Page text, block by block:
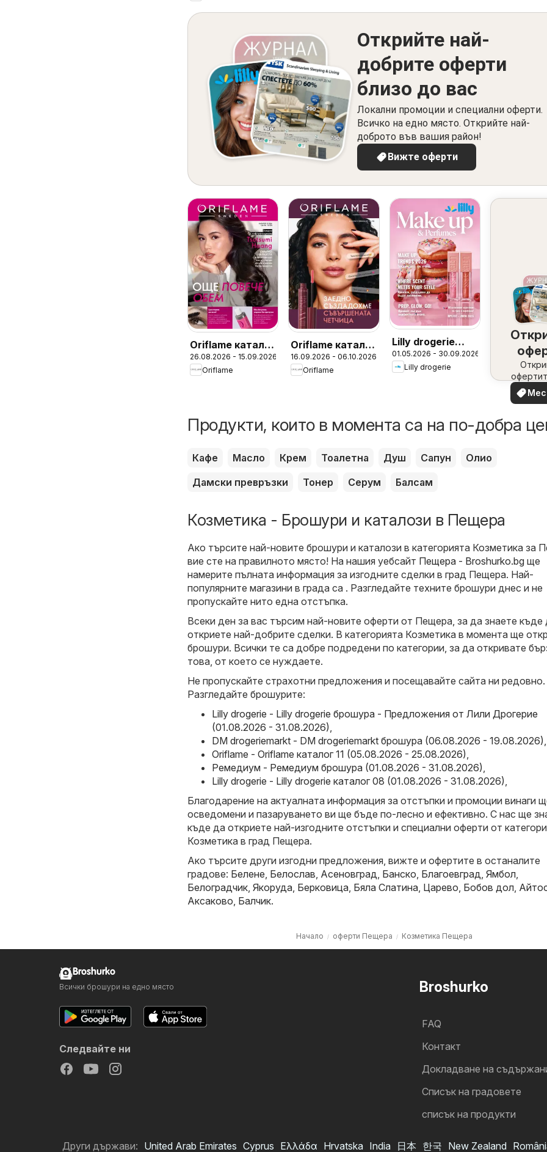
Открийте най-
добрите оферти
близо до вас
Локални промоции и специални оферти.
Всичко на едно място. Открийте най-
доброто във вашия район!
Вижте оферти
Oriflame каталог
12
26.08.2026 - 15.09.2026
Oriflame
Oriflame каталог
13
16.09.2026 - 06.10.2026
Oriflame
Lilly drogerie
каталог - Make
up & Perfumes
01.05.2026 - 30.09.2026
Lilly drogerie
вашия
Продукти, които в момента са на по-добра
Кафе Масло Крем Тоалетна Душ Сапун
Олио
Дамски превръзки
Тонер Серум Балсам
Козметика - Брошури и каталози в Пещера
Ако търсите най-новите брошури и каталози в категорията Козметика за
вие сте на правилното място! На нашия уебсайт Пещера - Broshurko.bg ще
намерите пълната информация за изгодните сделки в град Пещера. Най-
популярните магазини в града са . Разгледайте техните брошури днес и не
пропускайте нито една отстъпка.
Всеки ден за вас търсим най-новите оферти от Пещера, за да знаете къде
откриете най-добрите сделки. В категорията Козметика в момента ще
брошури. Всички те са добре подредени по категории, за да откривате
това, от което се нуждаете.
Не пропускайте страхотни предложения и посещавайте сайта ни редовно.
Разгледайте брошурите:
Lilly drogerie - Lilly drogerie брошура - Предложения от Лили Дрогерие
(01.08.2026 - 31.08.2026),
DM drogeriemarkt - DM drogeriemarkt брошура (06.08.2026 - 19.08.2026),
Oriflame - Oriflame каталог 11 (05.08.2026 - 25.08.2026),
Ремедиум - Ремедиум брошура (01.08.2026 - 31.08.2026),
Lilly drogerie - Lilly drogerie каталог 08 (01.08.2026 - 31.08.2026),
Благодарение на актуалната информация за отстъпки и промоции винаги
осведомени и пазаруването ви ще бъде по-лесно и ефективно. С нас ще
къде да откриете най-изгодните отстъпки и специални оферти от
Козметика в град Пещера.
Ако търсите други изгодни предложения, вижте и офертите в останалите
градове: Белене, Белослав, Асеновград, Банско, Благоевград, Ямбол,
Белоградчик, Якоруда, Берковица, Бяла Слатина, Царево, Бобов дол,
Аксаково, Балчик.
Начало оферти Пещера Козметика Пещера
Broshurko
FAQ
Контакт
Докладване на
Cписък на градовете
списък на продукти
Broshurko
Всички брошури на едно място
Следвайте ни
Други държави: United Arab Emirates Cyprus Ελλάδα Hrvatska India 日本 한국 New Zealand